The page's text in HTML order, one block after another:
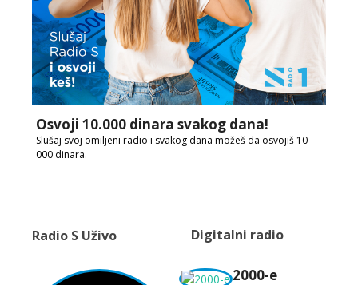
Osvoji 10.000 dinara svakog dana!
Slušaj svoj omiljeni radio i svakog dana možeš da osvojiš 10
000 dinara.
Radio S Uživo Digitalni radio
2000-e